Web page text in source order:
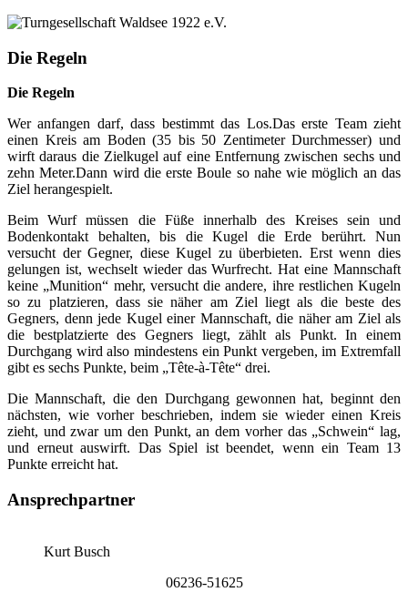
Die Regeln
Die Regeln
Wer anfangen darf, dass bestimmt das Los.Das erste Team zieht
einen Kreis am Boden (35 bis 50 Zentimeter Durchmesser) und
wirft daraus die Zielkugel auf eine Entfernung zwischen sechs und
zehn Meter.Dann wird die erste Boule so nahe wie möglich an das
Ziel herangespielt.
Beim Wurf müssen die Füße innerhalb des Kreises sein und
Bodenkontakt behalten, bis die Kugel die Erde berührt. Nun
versucht der Gegner, diese Kugel zu überbieten. Erst wenn dies
gelungen ist, wechselt wieder das Wurfrecht. Hat eine Mannschaft
keine „Munition“ mehr, versucht die andere, ihre restlichen Kugeln
so zu platzieren, dass sie näher am Ziel liegt als die beste des
Gegners, denn jede Kugel einer Mannschaft, die näher am Ziel als
die bestplatzierte des Gegners liegt, zählt als Punkt. In einem
Durchgang wird also mindestens ein Punkt vergeben, im Extremfall
gibt es sechs Punkte, beim „Tête-à-Tête“ drei.
Die Mannschaft, die den Durchgang gewonnen hat, beginnt den
nächsten, wie vorher beschrieben, indem sie wieder einen Kreis
zieht, und zwar um den Punkt, an dem vorher das „Schwein“ lag,
und erneut auswirft. Das Spiel ist beendet, wenn ein Team 13
Punkte erreicht hat.
Ansprechpartner
Kurt Busch
06236-51625